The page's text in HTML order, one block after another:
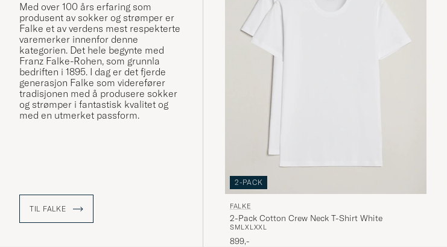
Med over 100 års erfaring som
produsent av sokker og strømper er
Falke et av verdens mest respekterte
varemerker innenfor denne
kategorien. Det hele begynte med
Franz Falke-Rohen, som grunnla
bedriften i 1895. I dag er det fjerde
generasjon Falke som viderefører
tradisjonen med å produsere sokker
og strømper i fantastisk kvalitet og
med en utmerket passform.
TIL FALKE
2-PACK
FALKE
2-Pack Cotton Crew Neck T-Shirt White
SMLXL XXL
899,-